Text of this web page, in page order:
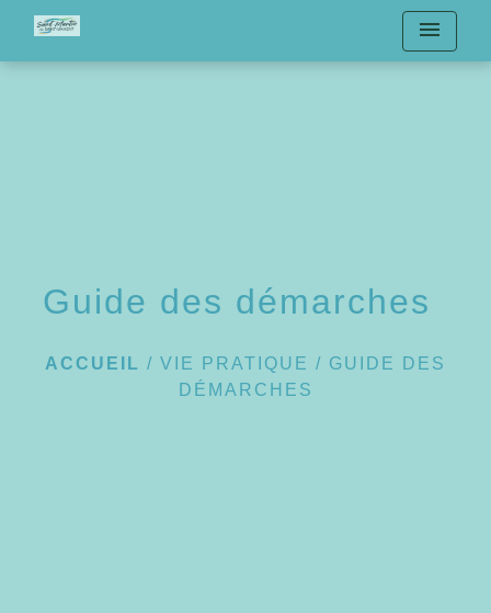
menu
Guide des démarches
ACCUEIL / VIE PRATIQUE / GUIDE DES
DÉMARCHES